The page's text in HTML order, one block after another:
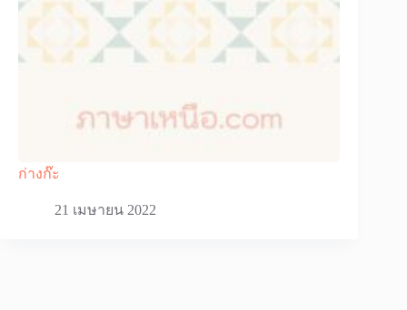
ก่างก๊ะ
21 เมษายน 2022